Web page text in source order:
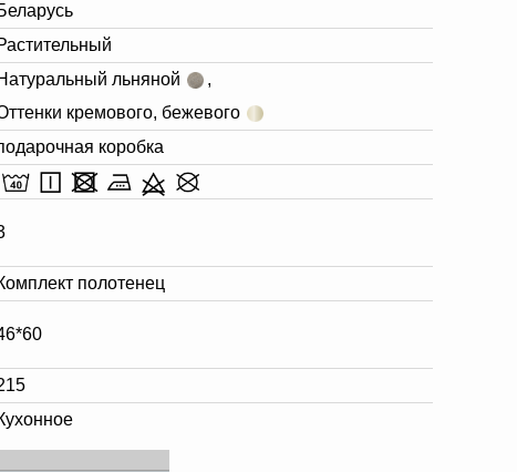
льняной
,
кремового, бежевого
коробка
полотенец